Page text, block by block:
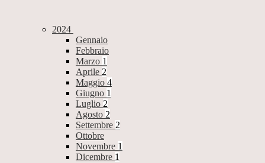
2024
Gennaio
Febbraio
Marzo 1
Aprile 2
Maggio 4
Giugno 1
Luglio 2
Agosto 2
Settembre 2
Ottobre
Novembre 1
Dicembre 1